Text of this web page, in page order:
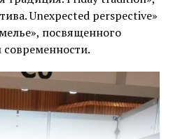
в
заяві. “Я
це є
Unexpected perspective»
посвященного